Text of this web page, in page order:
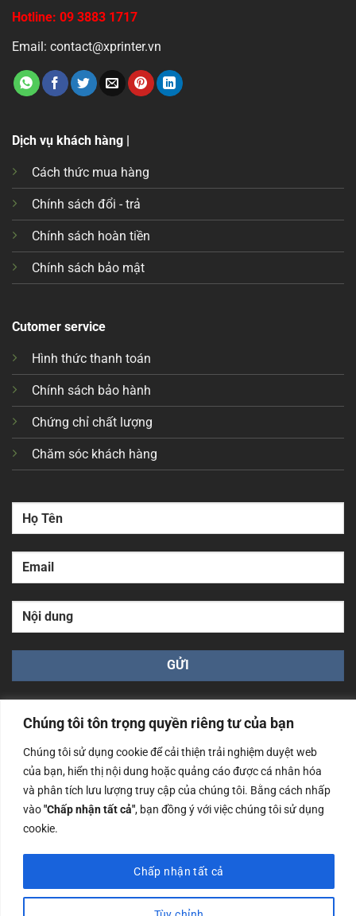
Chúng tôi tôn trọng quyền riêng tư của bạn
Chúng tôi sử dụng cookie để cải thiện trải nghiệm duyệt web
của bạn, hiển thị nội dung hoặc quảng cáo được cá nhân hóa
và phân tích lưu lượng truy cập của chúng tôi. Bằng cách nhấp
vào"Chấp nhận tất cả", bạn đồng ý với việc chúng tôi sử dụng
cookie.
Chấp nhận tất cả
Hotline: 09 3883 1717
Email: contact@xprinter.vn
Dịch vụ khách hàng |
Cách thức mua hàng
Chính sách đổi - trả
Chính sách hoàn tiền
Chính sách bảo mật
Cutomer service
Hình thức thanh toán
Chính sách bảo hành
Chứng chỉ chất lượng
Chăm sóc khách hàng
Công ty TNHH Nam Bình Xương - Số ĐKKD: 0108783483
cấp ngày 14/06/2019 bởi Sở Kế Hoạch và Đầu Tư Tp. Hà
Nội
Copyrights @2023 Nam Binh Xuong. All Rights Reserved